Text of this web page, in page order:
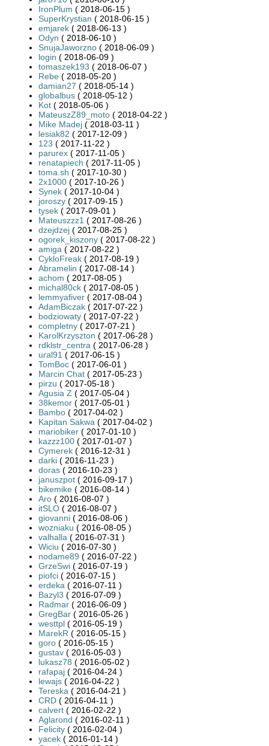
IronPlum ( 2018-06-15 )
SuperKrystian ( 2018-06-15 )
emjarek ( 2018-06-13 )
Odyn ( 2018-06-10 )
SnujaJaworzno ( 2018-06-09 )
login ( 2018-06-09 )
tomaszek193 ( 2018-06-07 )
Rebe ( 2018-05-20 )
damian27 ( 2018-05-14 )
globalbus ( 2018-05-12 )
Kot ( 2018-05-06 )
MateuszZ89_moto ( 2018-04-22 )
Mike Madej ( 2018-03-11 )
lesiak82 ( 2017-12-09 )
123 ( 2017-11-22 )
parurex ( 2017-11-05 )
renatapiech ( 2017-11-05 )
toma.sh ( 2017-10-30 )
2x1000 ( 2017-10-26 )
Synek ( 2017-10-04 )
joroszy ( 2017-09-15 )
tysek ( 2017-09-01 )
Mateuszzz1 ( 2017-08-26 )
dzejdzej ( 2017-08-25 )
ogorek_kiszony ( 2017-08-22 )
amiga ( 2017-08-22 )
CykloFreak ( 2017-08-19 )
Abramelin ( 2017-08-14 )
achom ( 2017-08-05 )
michal80ck ( 2017-08-05 )
lemmyafiver ( 2017-08-04 )
AdamBiczak ( 2017-07-22 )
bodziowaty ( 2017-07-22 )
completny ( 2017-07-21 )
KarolKrzyszton ( 2017-06-28 )
rdklstr_centra ( 2017-06-28 )
ural91 ( 2017-06-15 )
TomBoc ( 2017-06-01 )
Marcin Chat ( 2017-05-23 )
pirzu ( 2017-05-18 )
Agusia Z ( 2017-05-04 )
38kemor ( 2017-05-01 )
Bambo ( 2017-04-02 )
Kapitan Sakwa ( 2017-04-02 )
mariobiker ( 2017-01-10 )
kazzz100 ( 2017-01-07 )
Cymerek ( 2016-12-31 )
darki ( 2016-11-23 )
doras ( 2016-10-23 )
januszpot ( 2016-09-17 )
bikemike ( 2016-08-14 )
Aro ( 2016-08-07 )
itSLO ( 2016-08-07 )
giovanni ( 2016-08-06 )
wozniaku ( 2016-08-05 )
valhalla ( 2016-07-31 )
Wiciu ( 2016-07-30 )
nodame89 ( 2016-07-22 )
GrzeSwi ( 2016-07-19 )
piofci ( 2016-07-15 )
erdeka ( 2016-07-11 )
Bazyl3 ( 2016-07-09 )
Radmar ( 2016-06-09 )
GregBar ( 2016-05-26 )
westtpl ( 2016-05-19 )
MarekR ( 2016-05-15 )
goro ( 2016-05-15 )
gustav ( 2016-05-03 )
lukasz78 ( 2016-05-02 )
rafapaj ( 2016-04-24 )
lewajs ( 2016-04-22 )
Tereska ( 2016-04-21 )
CRD ( 2016-04-11 )
calvert ( 2016-02-22 )
Aglarond ( 2016-02-11 )
Felicity ( 2016-02-04 )
yacek ( 2016-01-14 )